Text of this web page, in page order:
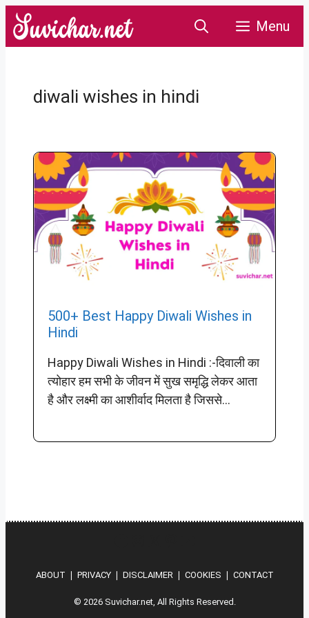
Skip
to
content
Menu
diwali wishes in hindi
500+ Best Happy Diwali Wishes in
Hindi
Happy Diwali Wishes in Hindi :-दिवाली का
त्योहार हम सभी के जीवन में सुख समृद्धि लेकर आता
है और लक्ष्मी का आशीर्वाद मिलता है जिससे...
ABOUT ❘ PRIVACY❘ DISCLAIMER❘ COOKIES ❘ CONTACT
© 2026 Suvichar.net, All Rights Reserved.